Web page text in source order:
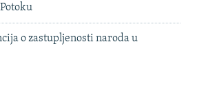
o zastupljenosti naroda u